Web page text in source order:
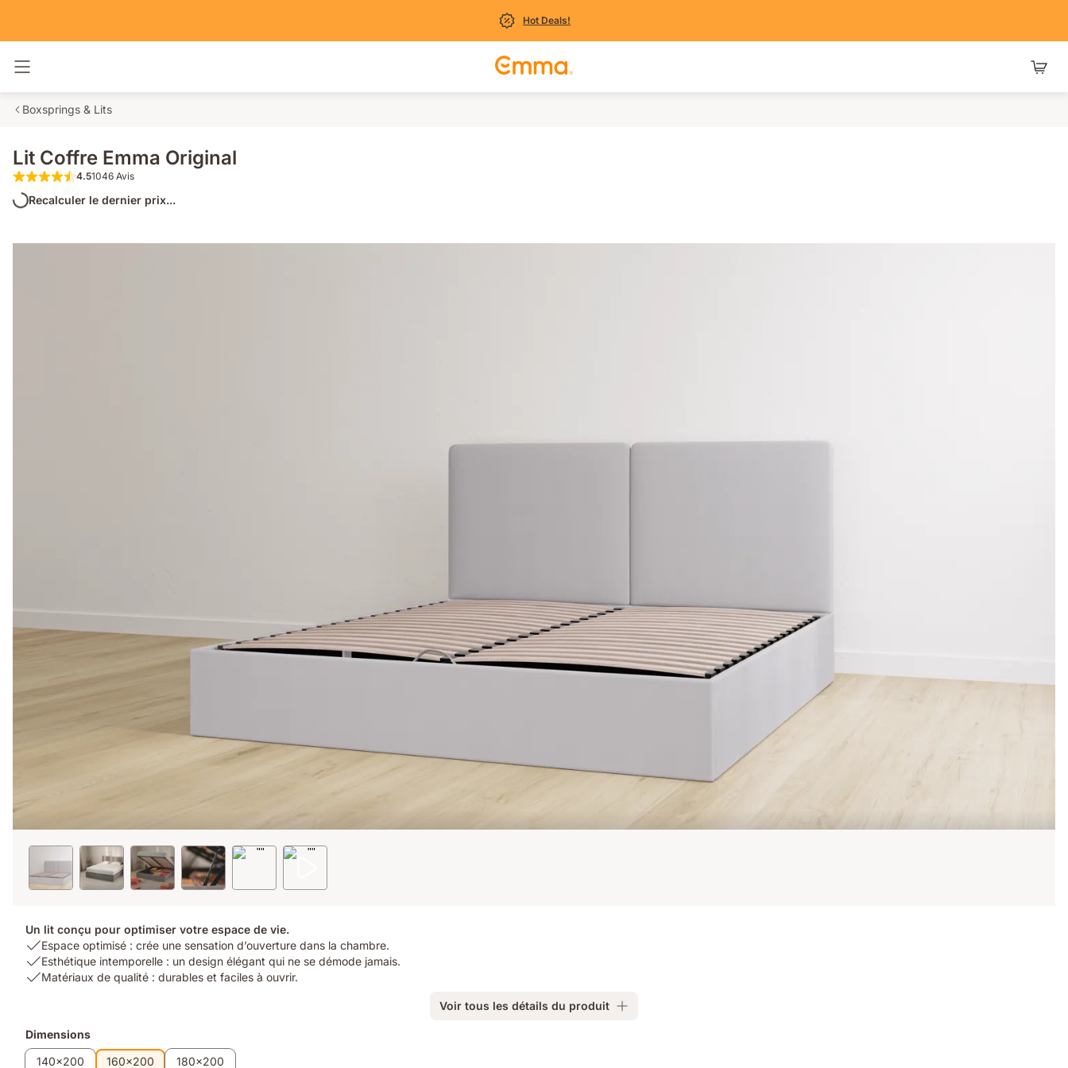
Hot Deals!
Boxsprings & Lits
Lit Coffre Emma Original
4.5 étoiles sur 5 1046 Avis
4.51046 Avis
Recalculer le dernier prix...
Un lit conçu pour optimiser votre espace de vie.
USP
1:
Espace
une
sensation
Espace optimisé : crée une sensation d’ouverture dans la chambre.
USP
2:
un
design
Esthétique intemporelle : un design élégant qui ne se démode jamais.
USP
qualité
:
Matériaux de qualité : durables et faciles à ouvrir.
Voir tous les détails du produit
Produits
supplémentaires
Dimensions
140x200
160x200
180x200